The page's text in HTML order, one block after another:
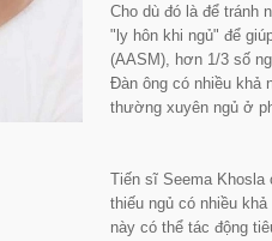
Cho dù đó là để tránh
" ly hôn khi ngủ" để
(AASM), hơn 1/3 số
Đàn ông có nhiều khả
thường xuyên ngủ ở
Tiến sĩ Seema
thiếu ngủ có nhiều
này có thể tác động